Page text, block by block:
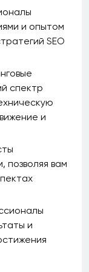
и опытом
SEO
спектр
и
позволяя вам
и